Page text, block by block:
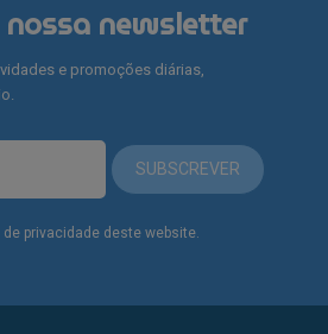
nossa newsletter
e promoções diárias,
SUBSCREVER
privacidade deste website.